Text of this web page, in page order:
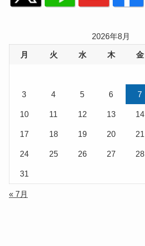
2026年8月
月 火 水 木 金
3 4 5 6 7
10 11 12 13 14
17 18 19 20 21
24 25 26 27 28
31
« 7月